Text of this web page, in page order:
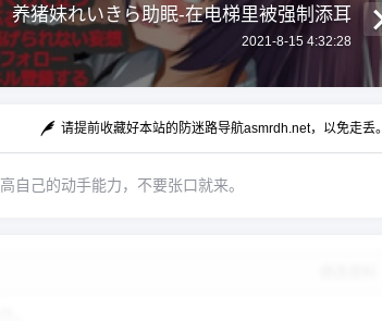
养猪妹れいきら助眠-在电梯里被强制添耳
2021-8-15 4:32:28
请提前收藏好本站的防迷路导航asmrdh.net，以免走丢。
自己的动手能力，不要张口就来。